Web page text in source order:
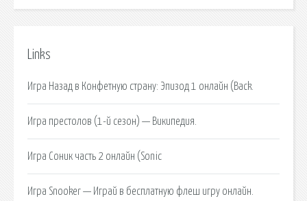
Links
Игра Назад в Конфетную страну: Эпизод 1 онлайн (Back.
Игра престолов (1-й сезон) — Википедия.
Игра Соник часть 2 онлайн (Sonic
Игра Snooker — Играй в бесплатную флеш игру онлайн.